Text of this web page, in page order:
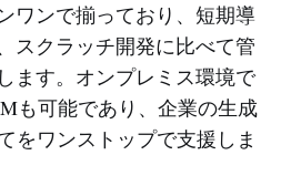
ワンで揃っており、短期導
スクラッチ開発に比べて管
ます。オンプレミス環境で
も可能であり、企業の生成
をワンストップで支援しま